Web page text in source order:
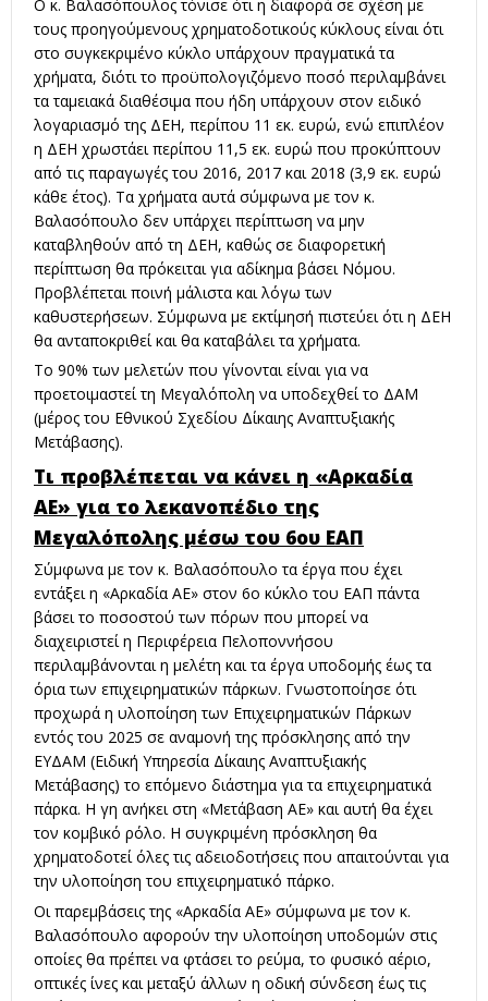
Ο κ. Βαλασόπουλος τόνισε ότι η διαφορά σε σχέση με
τους προηγούμενους χρηματοδοτικούς κύκλους είναι ότι
στο συγκεκριμένο κύκλο υπάρχουν πραγματικά τα
χρήματα, διότι το προϋπολογιζόμενο ποσό περιλαμβάνει
τα ταμειακά διαθέσιμα που ήδη υπάρχουν στον ειδικό
λογαριασμό της ΔΕΗ, περίπου 11 εκ. ευρώ, ενώ επιπλέον
η ΔΕΗ χρωστάει περίπου 11,5 εκ. ευρώ που προκύπτουν
από τις παραγωγές του 2016, 2017 και 2018 (3,9 εκ. ευρώ
κάθε έτος). Τα χρήματα αυτά σύμφωνα με τον κ.
Βαλασόπουλο δεν υπάρχει περίπτωση να μην
καταβληθούν από τη ΔΕΗ, καθώς σε διαφορετική
περίπτωση θα πρόκειται για αδίκημα βάσει Νόμου.
Προβλέπεται ποινή μάλιστα και λόγω των
καθυστερήσεων. Σύμφωνα με εκτίμησή πιστεύει ότι η ΔΕΗ
θα ανταποκριθεί και θα καταβάλει τα χρήματα.
Το 90% των μελετών που γίνονται είναι για να
προετοιμαστεί τη Μεγαλόπολη να υποδεχθεί το ΔΑΜ
(μέρος του Εθνικού Σχεδίου Δίκαιης Αναπτυξιακής
Μετάβασης).
Τι προβλέπεται να κάνει η «Αρκαδία
ΑΕ» για το λεκανοπέδιο της
Μεγαλόπολης μέσω του 6ου ΕΑΠ
Σύμφωνα με τον κ. Βαλασόπουλο τα έργα που έχει
εντάξει η «Αρκαδία ΑΕ» στον 6ο κύκλο του ΕΑΠ πάντα
βάσει το ποσοστού των πόρων που μπορεί να
διαχειριστεί η Περιφέρεια Πελοποννήσου
περιλαμβάνονται η μελέτη και τα έργα υποδομής έως τα
όρια των επιχειρηματικών πάρκων. Γνωστοποίησε ότι
προχωρά η υλοποίηση των Επιχειρηματικών Πάρκων
εντός του 2025 σε αναμονή της πρόσκλησης από την
ΕΥΔΑΜ (Ειδική Υπηρεσία Δίκαιης Αναπτυξιακής
Μετάβασης) το επόμενο διάστημα για τα επιχειρηματικά
πάρκα. Η γη ανήκει στη «Μετάβαση ΑΕ» και αυτή θα έχει
τον κομβικό ρόλο. Η συγκριμένη πρόσκληση θα
χρηματοδοτεί όλες τις αδειοδοτήσεις που απαιτούνται για
την υλοποίηση του επιχειρηματικό πάρκο.
Οι παρεμβάσεις της «Αρκαδία ΑΕ» σύμφωνα με τον κ.
Βαλασόπουλο αφορούν την υλοποίηση υποδομών στις
οποίες θα πρέπει να φτάσει το ρεύμα, το φυσικό αέριο,
οπτικές ίνες και μεταξύ άλλων η οδική σύνδεση έως τις